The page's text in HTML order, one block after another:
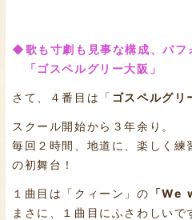
◆歌も寸劇も見事な構成、パフ
「ゴスペルグリー大阪」
さて、４番目は「 ゴスペルグリ
スクール開始から３年余り。
毎回２時間、地道に、楽しく練
の初舞台！
１曲目は「クィーン」の 「
まさに、１曲目にふさわしい